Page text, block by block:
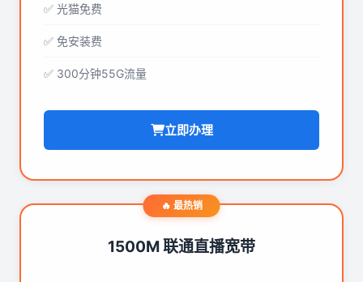
✅ 光猫免费
✅ 免安装费
✅ 300分钟55G流量
立即办理
🔥 最热销
1500M 联通直播宽带